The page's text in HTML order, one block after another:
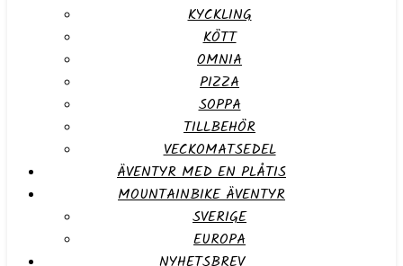
KYCKLING
KÖTT
OMNIA
PIZZA
SOPPA
TILLBEHÖR
VECKOMATSEDEL
ÄVENTYR MED EN PLÅTIS
MOUNTAINBIKE ÄVENTYR
SVERIGE
EUROPA